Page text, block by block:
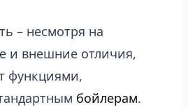
– несмотря на
и внешние отличия,
функциями,
бойлерам.